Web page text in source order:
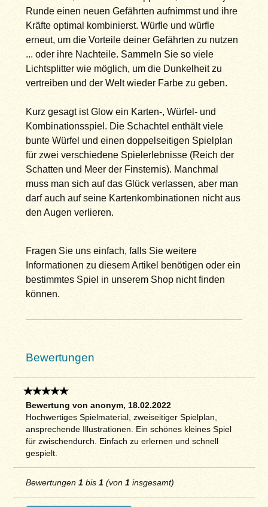
Runde einen neuen Gefährten aufnimmst und ihre
Kräfte optimal kombinierst. Würfle und würfle
erneut, um die Vorteile deiner Gefährten zu nutzen
... oder ihre Nachteile. Sammeln Sie so viele
Lichtsplitter wie möglich, um die Dunkelheit zu
vertreiben und der Welt wieder Farbe zu geben.
Kurz gesagt ist Glow ein Karten-, Würfel- und
Kombinationsspiel. Die Schachtel enthält viele
bunte Würfel und einen doppelseitigen Spielplan
für zwei verschiedene Spielerlebnisse (Reich der
Schatten und Meer der Finsternis). Manchmal
muss man sich auf das Glück verlassen, aber man
darf auch auf seine Kartenkombinationen nicht aus
den Augen verlieren.
Fragen Sie uns einfach, falls Sie weitere
Informationen zu diesem Artikel benötigen oder ein
bestimmtes Spiel in unserem Shop nicht finden
können.
Bewertungen
Bewertung von anonym, 18.02.2022
Hochwertiges Spielmaterial, zweiseitiger Spielplan,
ansprechende Illustrationen. Ein schönes kleines Spiel
für zwischendurch. Einfach zu erlernen und schnell
gespielt.
Bewertungen 1 bis 1 (von 1 insgesamt)